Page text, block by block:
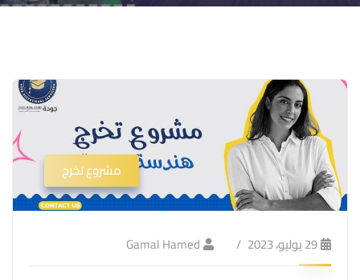
مشروع تخرج
29 يوليو، 2023 Gamal Hamed